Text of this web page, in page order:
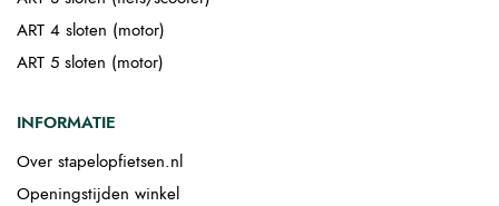
ART 4 sloten (motor)
ART 5 sloten (motor)
INFORMATIE
Over stapelopfietsen.nl
Openingstijden winkel